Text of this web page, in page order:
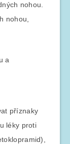
nohou.
nohou,
a
příznaky
léky proti